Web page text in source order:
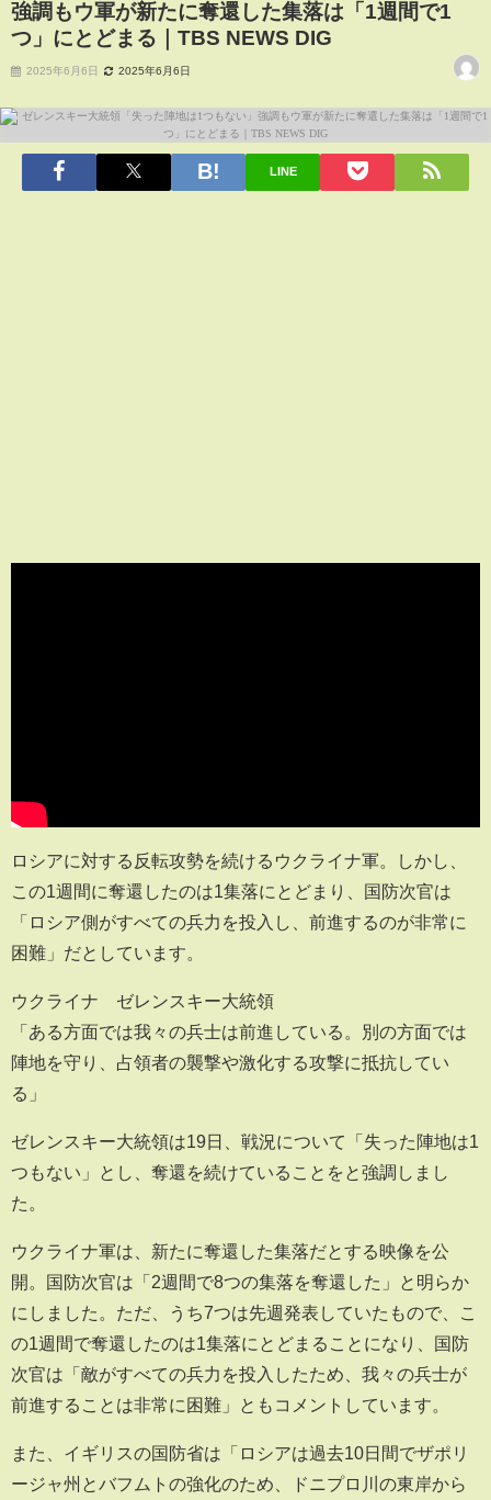
強調もウ軍が新たに奪還した集落は「1週間で1
つ」にとどまる｜TBS NEWS DIG
2025年6月6日 2025年6月6日
LINE
ロシアに対する反転攻勢を続けるウクライナ軍。しかし、
この1週間に奪還したのは1集落にとどまり、国防次官は
「ロシア側がすべての兵力を投入し、前進するのが非常に
困難」だとしています。
ウクライナ ゼレンスキー大統領
「ある方面では我々の兵士は前進している。別の方面では
陣地を守り、占領者の襲撃や激化する攻撃に抵抗してい
る」
ゼレンスキー大統領は19日、戦況について「失った陣地は1
つもない」とし、奪還を続けていることをと強調しまし
た。
ウクライナ軍は、新たに奪還した集落だとする映像を公
開。国防次官は「2週間で8つの集落を奪還した」と明らか
にしました。ただ、うち7つは先週発表していたもので、こ
の1週間で奪還したのは1集落にとどまることになり、国防
次官は「敵がすべての兵力を投入したため、我々の兵士が
前進することは非常に困難」ともコメントしています。
また、イギリスの国防省は「ロシアは過去10日間でザポリ
ージャ州とバフムトの強化のため、ドニプロ川の東岸から